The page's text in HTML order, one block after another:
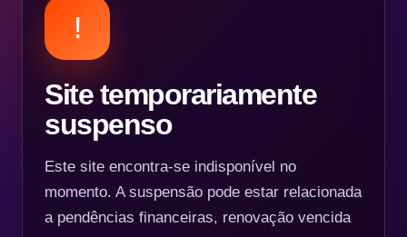
!
Site temporariamente
suspenso
Este site encontra-se indisponível no
momento. A suspensão pode estar relacionada
a pendências financeiras, renovação vencida